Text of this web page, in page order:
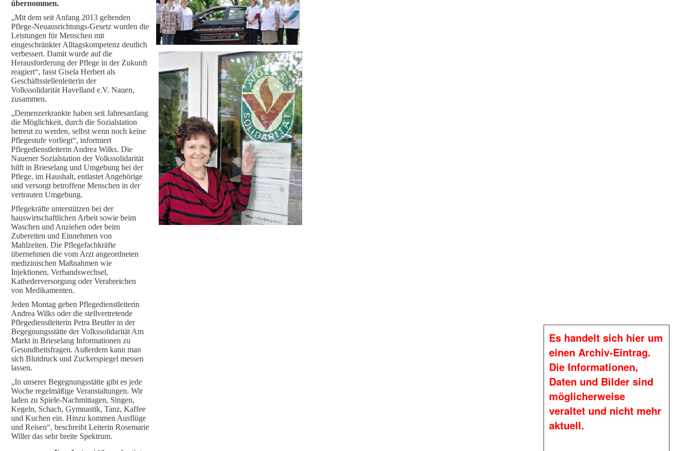
übernommen.
„Mit dem seit Anfang 2013 geltenden
Pflege-Neuausrichtungs-Gesetz wurden die
Leistungen für Menschen mit
eingeschränkter Alltagskompetenz deutlich
verbessert. Damit wurde auf die
Herausforderung der Pflege in der Zukunft
reagiert“, fasst Gisela Herbert als
Geschäftsstellenleiterin der
Volkssolidarität Havelland e.V. Nauen,
zusammen.
„Demenzerkrankte haben seit Jahresanfang
die Möglichkeit, durch die Sozialstation
betreut zu werden, selbst wenn noch keine
Pflegestufe vorliegt“, informiert
Pflegedienstleiterin Andrea Wilks. Die
Nauener Sozialstation der Volkssolidarität
hilft in Brieselang und Umgebung bei der
Pflege, im Haushalt, entlastet Angehörige
und versorgt betroffene Menschen in der
vertrauten Umgebung.
Pflegekräfte unterstützen bei der
hauswirtschaftlichen Arbeit sowie beim
Waschen und Anziehen oder beim
Zubereiten und Einnehmen von
Mahlzeiten. Die Pflegefachkräfte
übernehmen die vom Arzt angeordneten
medizinischen Maßnahmen wie
Injektionen, Verbandswechsel,
Kathederversorgung oder Verabreichen
von Medikamenten.
Jeden Montag geben Pflegedienstleiterin
Andrea Wilks oder die stellvertretende
Pflegedienstleiterin Petra Beutler in der
Begegnungsstätte der Volkssolidarität Am
Markt in Brieselang Informationen zu
Gesundheitsfragen. Außerdem kann man
sich Blutdruck und Zuckerspiegel messen
lassen.
„In unserer Begegnungsstätte gibt es jede
Woche regelmäßige Veranstaltungen. Wir
laden zu Spiele-Nachmittagen, Singen,
Kegeln, Schach, Gymnastik, Tanz, Kaffee
und Kuchen ein. Hinzu kommen Ausflüge
und Reisen“, beschreibt Leiterin Rosemarie
Willer das sehr breite Spektrum.
Es handelt sich hier um
einen Archiv-Eintrag.
Die Informationen,
Daten und Bilder sind
möglicherweise
veraltet und nicht mehr
aktuell.